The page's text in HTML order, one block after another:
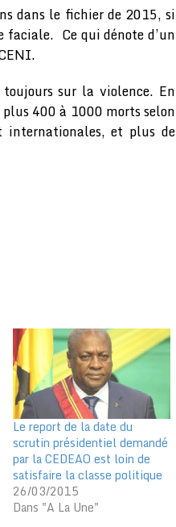
dans le fichier de 2015, si
faciale. Ce qui dénote d’un
sur la violence. En
400 à 1000 morts selon
internationales, et plus de
Le report de la date du
scrutin présidentiel demandé
par la CEDEAO est loin de
satisfaire la classe politique
26/03/2015
Dans "A La Une"